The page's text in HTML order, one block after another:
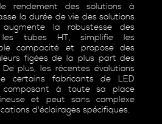
rendement des solutions à
la durée de vie des solutions
la robustesse des
tubes HT, simplifie les
compacité et propose des
figées de la plus part des
plus, les récentes évolutions
certains fabricants de LED
composant à toute sa place
et peut sans complexe
d'éclairages spécifiques.